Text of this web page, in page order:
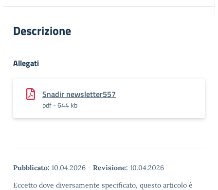
Descrizione
Allegati
Snadir newsletter557
pdf - 644 kb
Pubblicato: 10.04.2026 - Revisione: 10.04.2026
Eccetto dove diversamente specificato, questo articolo è